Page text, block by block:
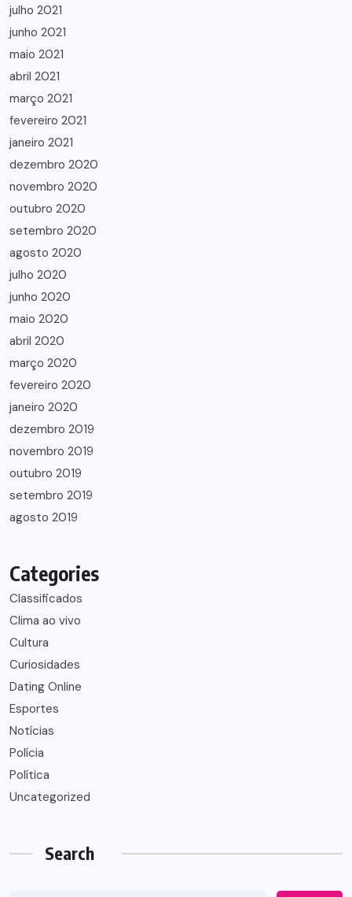
julho 2021
junho 2021
maio 2021
abril 2021
março 2021
fevereiro 2021
janeiro 2021
dezembro 2020
novembro 2020
outubro 2020
setembro 2020
agosto 2020
julho 2020
junho 2020
maio 2020
abril 2020
março 2020
fevereiro 2020
janeiro 2020
dezembro 2019
novembro 2019
outubro 2019
setembro 2019
agosto 2019
Categories
Classificados
Clima ao vivo
Cultura
Curiosidades
Dating Online
Esportes
Notícias
Polícia
Política
Uncategorized
Search